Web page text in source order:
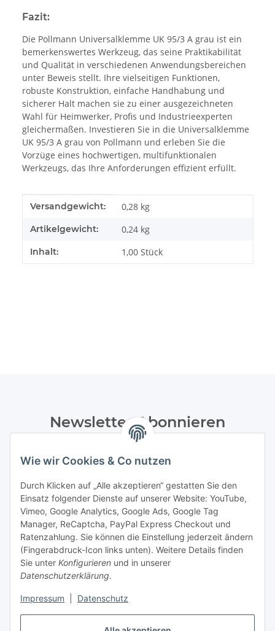
Wie wir Cookies & Co nutzen
Durch Klicken auf „Alle akzeptieren“ gestatten Sie den
Einsatz folgender Dienste auf unserer Website: YouTube,
Vimeo, Google Analytics, Google Ads, Google Tag
Manager, ReCaptcha, PayPal Express Checkout und
Ratenzahlung. Sie können die Einstellung jederzeit ändern
(Fingerabdruck-Icon links unten). Weitere Details finden
Sie unter Konfigurieren und in unserer
Datenschutzerklärung.
Impressum Datenschutz
Fazit:
Die Pollmann Universalklemme UK 95/3 A grau ist ein
bemerkenswertes Werkzeug, das seine Praktikabilität
und Qualität in verschiedenen Anwendungsbereichen
unter Beweis stellt. Ihre vielseitigen Funktionen,
robuste Konstruktion, einfache Handhabung und
sicherer Halt machen sie zu einer ausgezeichneten
Wahl für Heimwerker, Profis und Industrieexperten
gleichermaßen. Investieren Sie in die Universalklemme
UK 95/3 A grau von Pollmann und erleben Sie die
Vorzüge eines hochwertigen, multifunktionalen
Werkzeugs, das Ihre Anforderungen effizient erfüllt.
Produkteigenschaft
Wert
Versandgewicht: 0,28 kg
Artikelgewicht: 0,24 kg
Inhalt: 1,00 Stück
Newsletter Abonnieren
Datenschutzerklärungregelmäßig und jederzeit widerruflich
Abonnieren
Informationen
Gesetzliche Informationen